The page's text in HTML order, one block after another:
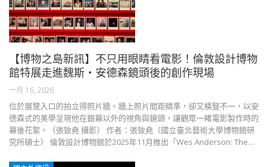
【博物之島新訊】不只用眼睛看電影！倫敦設計博物
館特展走進魏斯・安德森鏡頭後的創作現場
一月 16, 2026
位於展覽入口的拍立得照片牆。牆上照片間距精準，卻又橫豎不一，以安
德森式的美學呈現他在銀幕以外的視角與鏡頭，讓觀眾一睹電影製作時的
幕後花絮。（張致堯 攝影） 作者：張致堯（國立臺北藝術大學博物館研
究所碩士） 倫敦設計博物館於2025年11月推出「Wes Anderson: The…